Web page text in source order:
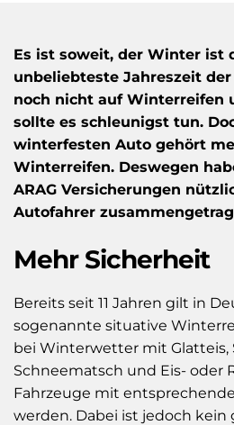
Es ist soweit, der Winter ist
unbeliebteste Jahreszeit
noch nicht auf Winterreifen
sollte es schleunigst tun.
winterfesten Auto gehört
Winterreifen. Deswegen
ARAG Versicherungen
Autofahrer
Mehr Sicherheit
Bereits seit 11 Jahren gilt in
sogenannte situative
bei Winterwetter mit Glatteis,
Schneematsch und Eis- oder
Fahrzeuge mit
werden. Dabei ist jedoch kein